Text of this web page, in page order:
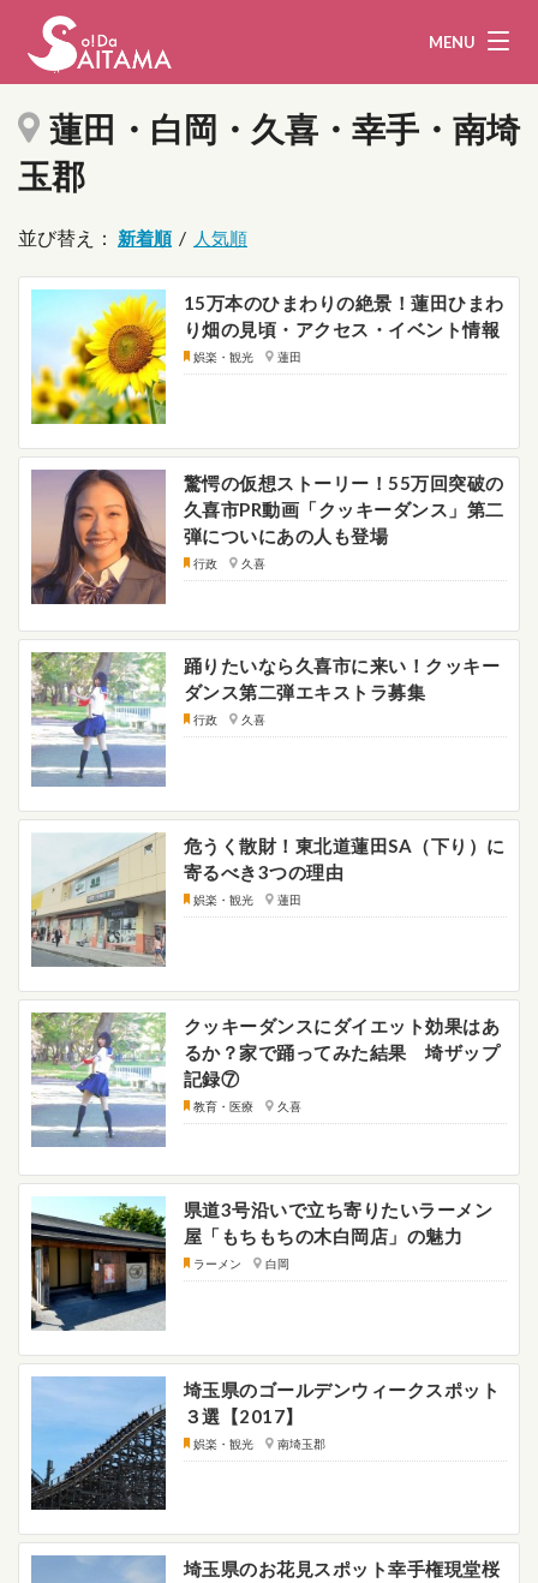
MENU
企業・団体
行政 まとめ！
地域から探す
募集！
運営団体 ライター
蓮田・白岡・久喜・幸手・南埼
玉郡
並び替え： /
15万本のひまわりの絶景！蓮田ひまわ
り畑の見頃・アクセス・イベント情報
娯楽・観光 蓮田
驚愕の仮想ストーリー！55万回突破の
久喜市PR動画「クッキーダンス」第二
弾についにあの人も登場
行政 久喜
踊りたいなら久喜市に来い！クッキー
ダンス第二弾エキストラ募集
行政 久喜
危うく散財！東北道蓮田SA（下り）に
寄るべき3つの理由
娯楽・観光 蓮田
クッキーダンスにダイエット効果はあ
るか？家で踊ってみた結果 埼ザップ
記録⑦
教育・医療 久喜
県道3号沿いで立ち寄りたいラーメン
屋「もちもちの木白岡店」の魅力
ラーメン 白岡
埼玉県のゴールデンウィークスポット
３選【2017】
娯楽・観光 南埼玉郡
埼玉県のお花見スポット幸手権現堂桜